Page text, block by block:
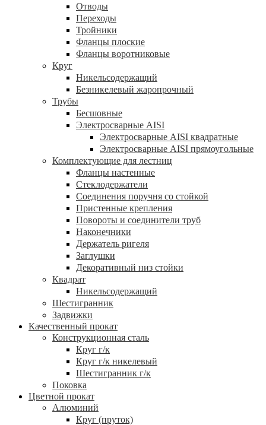
Отводы
Переходы
Тройники
Фланцы плоские
Фланцы воротниковые
Круг
Никельсодержащий
Безникелевый жаропрочный
Трубы
Бесшовные
Электросварные AISI
Электросварные AISI квадратные
Электросварные AISI прямоугольные
Комплектующие для лестниц
Фланцы настенные
Стеклодержатели
Соединения поручня со стойкой
Пристенные крепления
Повороты и соединители труб
Наконечники
Держатель ригеля
Заглушки
Декоративный низ стойки
Квадрат
Никельсодержащий
Шестигранник
Задвижки
Качественный прокат
Конструкционная сталь
Круг г/к
Круг г/к никелевый
Шестигранник г/к
Поковка
Цветной прокат
Алюминий
Круг (пруток)